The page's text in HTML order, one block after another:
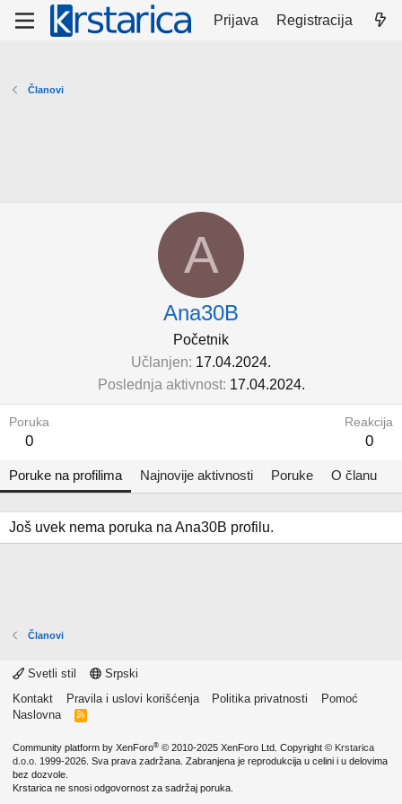
Prijava Registracija
Članovi
A
Ana30B
Početnik
Učlanjen 17.04.2024.
Poslednja aktivnost 17.04.2024.
Poruka
0
Reakcija
0
Poruke na profilima Najnovije aktivnosti Poruke O članu
Još uvek nema poruka na Ana30B profilu.
Članovi
Svetli stil
Srpski
Kontakt
Pravila i uslovi korišćenja Politika privatnosti
Pomoć
Naslovna
R
Community platform by XenForo® © 2010-2025 XenForo Ltd. Copyright © Krstarica
d.o.o. 1999-2026. Sva prava zadržana. Zabranjena je reprodukcija u celini i u delovima
bez dozvole.
Krstarica ne snosi odgovornost za sadržaj poruka.